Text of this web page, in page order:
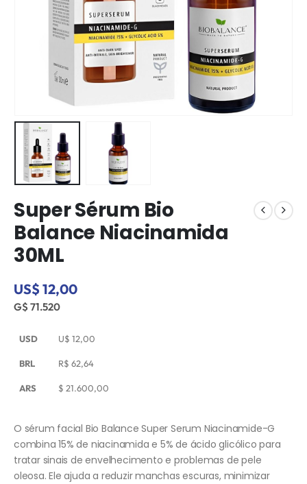
Super Sérum Bio
Balance Niacinamida
30ML
US$ 12,00
G$ 71.520
USD U$ 12,00
BRL R$ 62,64
ARS $ 21.600,00
O sérum facial Bio Balance Super Serum Niacinamide-G
combina 15% de niacinamida e 5% de ácido glicólico para
tratar sinais de envelhecimento e problemas de pele
oleosa. Ele ajuda a reduzir manchas escuras, minimizar